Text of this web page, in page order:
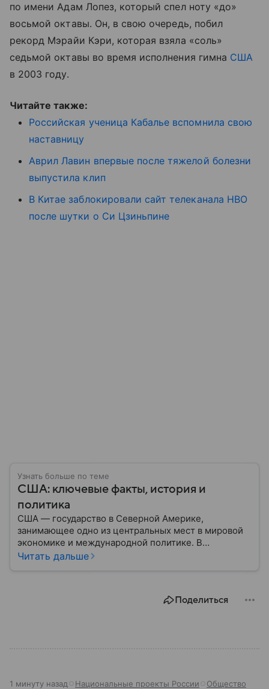
по имени Адам Лопез, который спел ноту «до»
восьмой октавы. Он, в свою очередь, побил
рекорд Мэрайи Кэри, которая взяла «соль»
седьмой октавы во время исполнения гимна США
в 2003 году.
Читайте также:
Российская ученица Кабалье вспомнила свою
наставницу
Аврил Лавин впервые после тяжелой болезни
выпустила клип
В Китае заблокировали сайт телеканала HBO
после шутки о Си Цзиньпине
Узнать больше по теме
США: ключевые факты, история и
политика
США — государство в Северной Америке,
занимающее одно из центральных мест в мировой
экономике и международной политике. В
материале — основные сведения об этой стране.
Читать дальше
Поделиться
1 минуту назад Национальные проекты России Общество